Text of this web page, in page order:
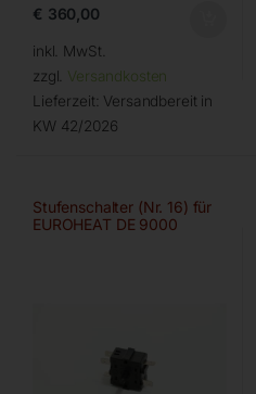
€ 360,00
inkl. MwSt.
zzgl. Versandkosten
Lieferzeit: Versandbereit in
KW 42/2026
Stufenschalter (Nr. 16) für
EUROHEAT DE 9000